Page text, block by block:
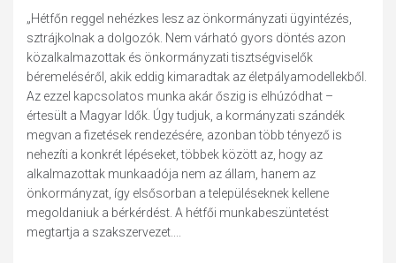
„Hétfőn reggel nehézkes lesz az önkormányzati ügyintézés,
sztrájkolnak a dolgozók. Nem várható gyors döntés azon
közalkalmazottak és önkormányzati tisztségviselők
béremeléséről, akik eddig kimaradtak az életpályamodellekből.
Az ezzel kapcsolatos munka akár őszig is elhúzódhat –
értesült a Magyar Idők. Úgy tudjuk, a kormányzati szándék
megvan a fizetések rendezésére, azonban több tényező is
nehezíti a konkrét lépéseket, többek között az, hogy az
alkalmazottak munka­adója nem az állam, hanem az
önkormányzat, így elsősorban a településeknek kellene
megoldaniuk a bérkérdést. A hétfői munka­beszüntetést
megtartja a szakszervezet....